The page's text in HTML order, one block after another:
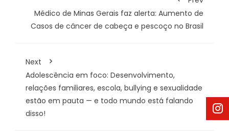
Médico de Minas Gerais faz alerta: Aumento de
Casos de câncer de cabeça e pescoço no Brasil
Next
Adolescência em foco: Desenvolvimento,
relações familiares, escola, bullying e sexualidade
estão em pauta — e todo mundo está falando
disso!